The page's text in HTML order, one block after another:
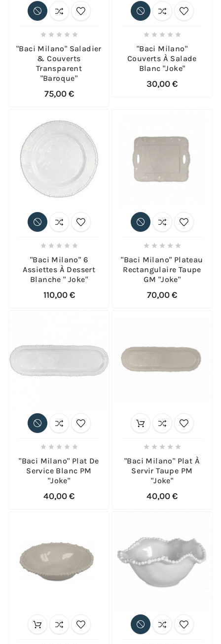
    
"Baci Milano" Saladier
& Couverts
Transparent
"Baroque"
75,00 €
    
"Baci Milano"
Couverts À Salade
Blanc "Joke"
30,00 €
    
"Baci Milano" 6
Assiettes À Dessert
Blanche " Joke"
110,00 €
    
"Baci Milano" Plateau
Rectangulaire Taupe
GM "Joke"
70,00 €
    
"Baci Milano" Plat De
Service Blanc PM
"Joke"
40,00 €
    
"Baci Milano" Plat À
Servir Taupe PM
"Joke"
40,00 €